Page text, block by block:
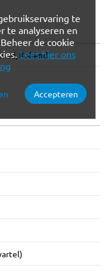
Kokend
te
te analyseren en
de cookie
Lees hier ons
Functionele cookies
Marketing cookies
Accepteren